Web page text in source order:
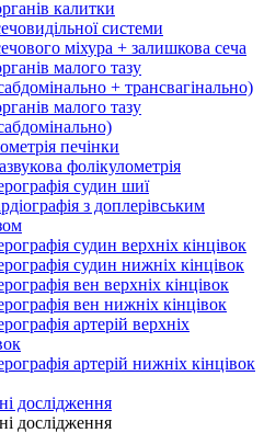
калитки
системи
міхура + залишкова сеча
малого тазу
+ трансвагінально)
малого тазу
печінки
фолікулометрія
судин шиї
з доплерівським
судин верхніх кінцівок
судин нижніх кінцівок
вен верхніх кінцівок
вен нижніх кінцівок
артерій верхніх
артерій нижніх кінцівок
дослідження
дослідження